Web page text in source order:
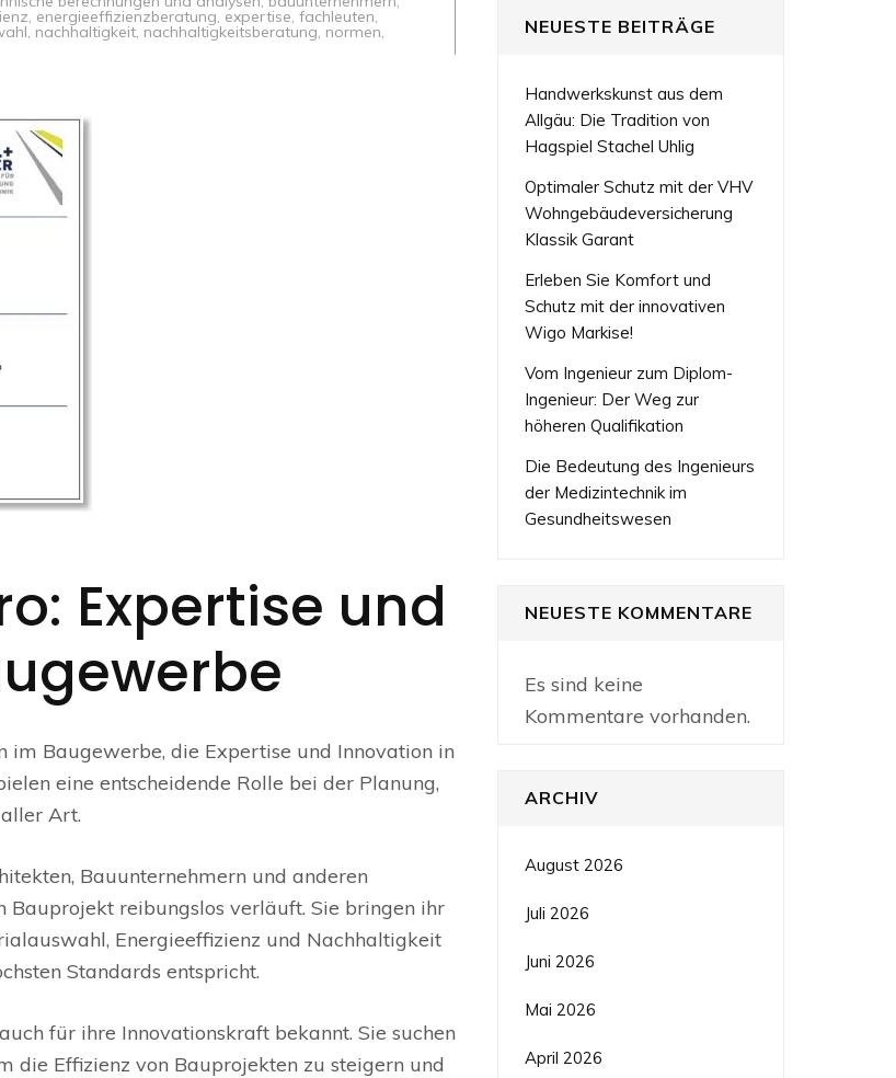
, energieeffizienzberatung, expertise, fachleuten,
, nachhaltigkeit, nachhaltigkeitsberatung, normen,
Expertise und
Baugewerbe, die Expertise und Innovation in
eine entscheidende Rolle bei der Planung,
Art.
Bauunternehmern und anderen
Bauprojekt reibungslos verläuft. Sie bringen ihr
Energieeffizienz und Nachhaltigkeit
Standards entspricht.
für ihre Innovationskraft bekannt. Sie suchen
die Effizienz von Bauprojekten zu steigern und
NEUESTE BEITRÄGE
Handwerkskunst aus dem
Allgäu: Die Tradition von
Hagspiel Stachel Uhlig
Optimaler Schutz mit der VHV
Wohngebäudeversicherung
Klassik Garant
Erleben Sie Komfort und
Schutz mit der innovativen
Wigo Markise!
Vom Ingenieur zum Diplom-
Ingenieur: Der Weg zur
höheren Qualifikation
Die Bedeutung des Ingenieurs
der Medizintechnik im
Gesundheitswesen
NEUESTE KOMMENTARE
Es sind keine
Kommentare vorhanden.
ARCHIV
August 2026
Juli 2026
Juni 2026
Mai 2026
April 2026